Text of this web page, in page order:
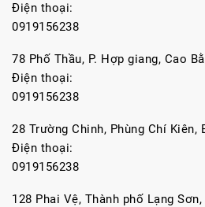
Điện thoại:
0919156238
78 Phố Thầu, P. Hợp giang, Cao
Điện thoại:
0919156238
28 Trường Chinh, Phùng Chí Kiên,
Điện thoại:
0919156238
128 Phai Vệ, Thành phố Lạng